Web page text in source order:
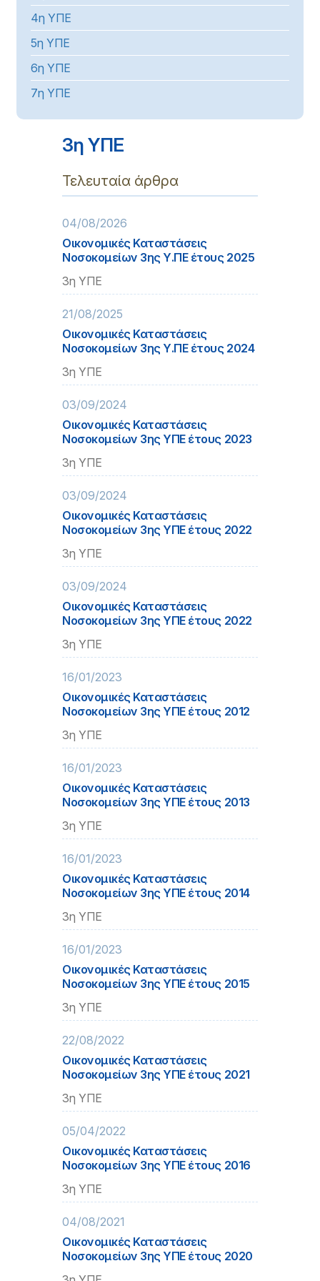
4η ΥΠΕ
5η ΥΠΕ
6η ΥΠΕ
7η ΥΠΕ
3η ΥΠΕ
Τελευταία άρθρα
04/08/2026
Οικονομικές Καταστάσεις
Νοσοκομείων 3ης Υ.ΠΕ έτους 2025
3η ΥΠΕ
21/08/2025
Οικονομικές Καταστάσεις
Νοσοκομείων 3ης Υ.ΠΕ έτους 2024
3η ΥΠΕ
03/09/2024
Οικονομικές Καταστάσεις
Νοσοκομείων 3ης ΥΠΕ έτους 2023
3η ΥΠΕ
03/09/2024
Οικονομικές Καταστάσεις
Νοσοκομείων 3ης ΥΠΕ έτους 2022
3η ΥΠΕ
03/09/2024
Οικονομικές Καταστάσεις
Νοσοκομείων 3ης ΥΠΕ έτους 2022
3η ΥΠΕ
16/01/2023
Οικονομικές Καταστάσεις
Νοσοκομείων 3ης ΥΠΕ έτους 2012
3η ΥΠΕ
16/01/2023
Οικονομικές Καταστάσεις
Νοσοκομείων 3ης ΥΠΕ έτους 2013
3η ΥΠΕ
16/01/2023
Οικονομικές Καταστάσεις
Νοσοκομείων 3ης ΥΠΕ έτους 2014
3η ΥΠΕ
16/01/2023
Οικονομικές Καταστάσεις
Νοσοκομείων 3ης ΥΠΕ έτους 2015
3η ΥΠΕ
22/08/2022
Οικονομικές Καταστάσεις
Νοσοκομείων 3ης ΥΠΕ έτους 2021
3η ΥΠΕ
05/04/2022
Οικονομικές Καταστάσεις
Νοσοκομείων 3ης ΥΠΕ έτους 2016
3η ΥΠΕ
04/08/2021
Οικονομικές Καταστάσεις
Νοσοκομείων 3ης ΥΠΕ έτους 2020